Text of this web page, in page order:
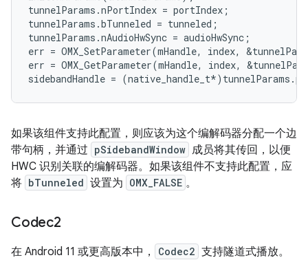
tunnelParams .nPortIndex = portIndex ;
tunnelParams .bTunneled = tunneled ;
tunnelParams .nAudioHwSync = audioHwSync ;
err = OMX_SetParameter(mHandle, index, &
err = OMX_GetParameter(mHandle, index, &
sidebandHandle = (native_handle_t*) tunnelParams .
如果该组件支持此配置，则应该为这个编解码器分配一个边
带句柄，并通过 pSidebandWindow 成员将其传回，以便
HWC 识别关联的编解码器。如果该组件不支持此配置，应
将 bTunneled 设置为 OMX_FALSE 。
Codec2
在 Android 11 或更高版本中， Codec2 支持隧道式播放。